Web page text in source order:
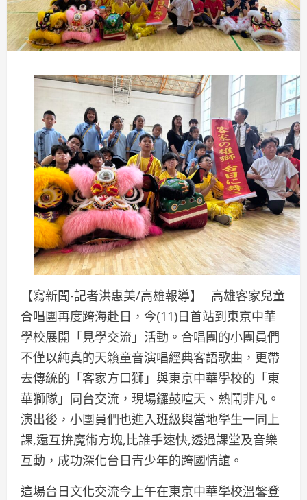
【寫新聞-記者洪惠美/高雄報導】 高雄客家兒童
合唱團再度跨海赴日，今(11)日首站到東京中華
學校展開「見學交流」活動。合唱團的小團員們
不僅以純真的天籟童音演唱經典客語歌曲，更帶
去傳統的「客家方口獅」與東京中華學校的「東
華獅隊」同台交流，現場鑼鼓喧天、熱鬧非凡。
演出後，小團員們也進入班級與當地學生一同上
課,還互拚魔術方塊,比誰手速快,透過課堂及音樂
互動，成功深化台日青少年的跨國情誼。
這場台日文化交流今上午在東京中華學校溫馨登